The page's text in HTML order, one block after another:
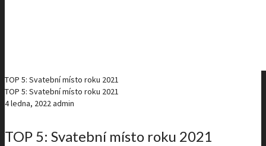
TOP 5: Svatební místo roku 2021
TOP 5: Svatební místo roku 2021
4 ledna, 2022admin
TOP 5: Svatební místo roku 2021